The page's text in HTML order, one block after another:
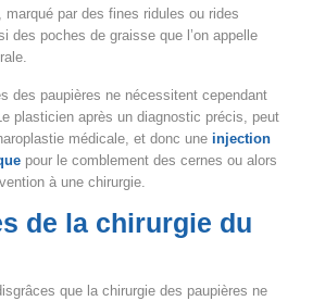
par des fines ridules ou rides
des poches de graisse que l’on appelle
des paupières ne nécessitent cependant
plasticien après un diagnostic précis, peut
médicale, et donc une injection
pour le comblement des cernes ou alors
à une chirurgie.
de la chirurgie du
que la chirurgie des paupières ne